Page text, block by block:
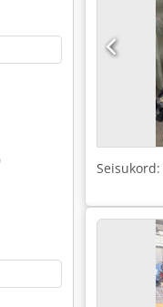
Seisukord: